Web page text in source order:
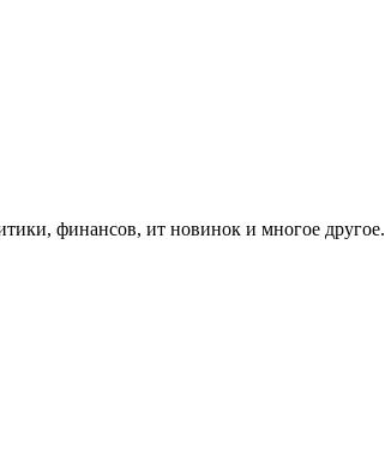
финансов, ит новинок и многое другое.